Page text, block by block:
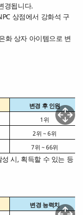
경됩니다.
상점에서 강화석 구
화 상자 아이템으로 변
변경 후 인원
1위
2위 ~ 6위
7위 ~ 66위
시, 획득할 수 있는 등
변경 능력치